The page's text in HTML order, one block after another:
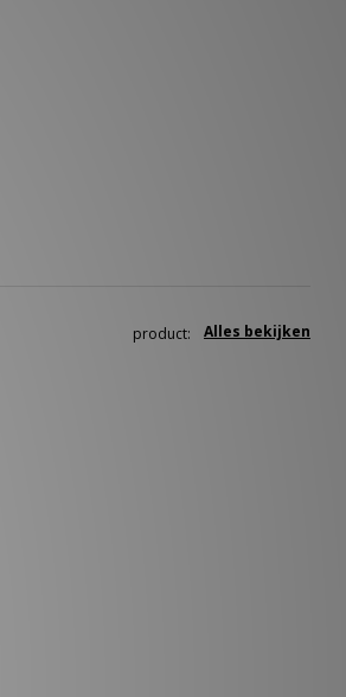
Alles bekijken
product: